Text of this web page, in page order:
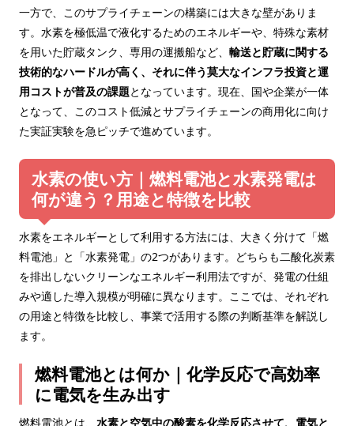
一方で、このサプライチェーンの構築には大きな壁がありま
す。水素を極低温で液化するためのエネルギーや、特殊な素材
を用いた貯蔵タンク、専用の運搬船など、 輸送と貯蔵に関する
技術的なハードルが高く、それに伴う莫大なインフラ投資と運
用コストが普及の課題となっています。現在、国や企業が一体
となって、このコスト低減とサプライチェーンの商用化に向け
た実証実験を急ピッチで進めています。
水素の使い方｜燃料電池と水素発電は
何が違う？用途と特徴を比較
水素をエネルギーとして利用する方法には、大きく分けて「燃
料電池」と「水素発電」の2つがあります。どちらも二酸化炭素
を排出しないクリーンなエネルギー利用法ですが、発電の仕組
みや適した導入規模が明確に異なります。ここでは、それぞれ
の用途と特徴を比較し、事業で活用する際の判断基準を解説し
ます。
燃料電池とは何か｜化学反応で高効率
に電気を生み出す
燃料電池とは、 水素と空気中の酸素を化学反応させて、電気と